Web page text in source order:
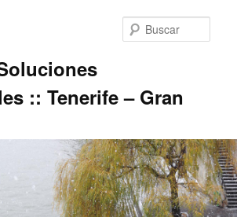
:: Tenerife – Gran